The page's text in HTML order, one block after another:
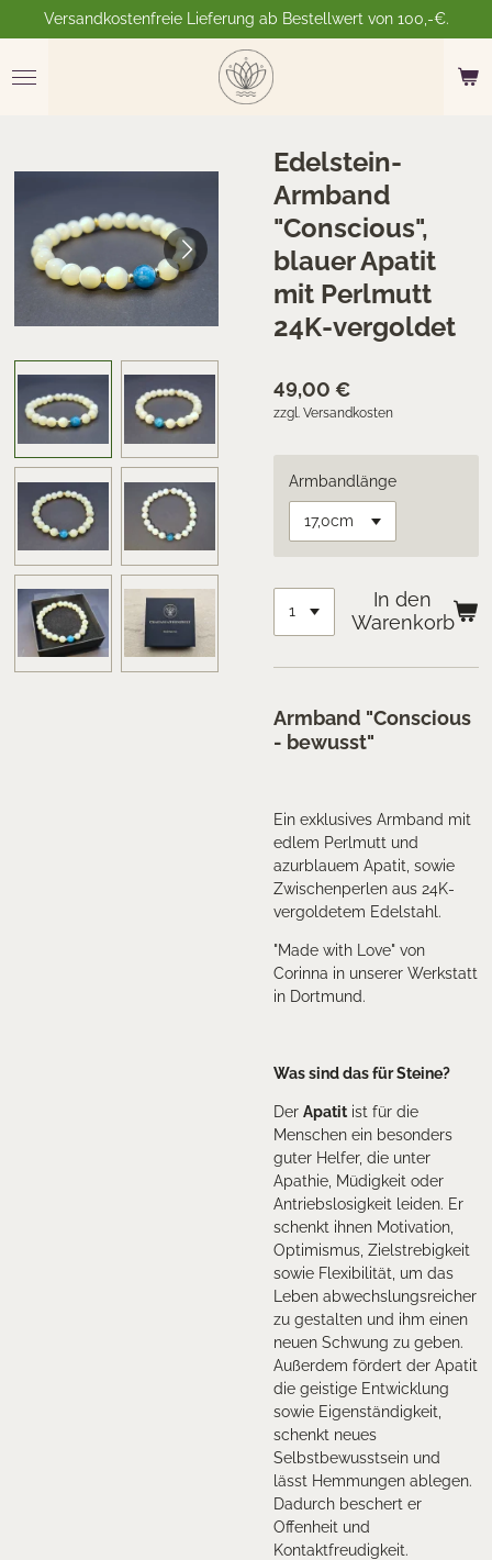
Hauptinhalt
springen
Versandkostenfreie Lieferung ab Bestellwert von 100,-€.
Edelstein-
Armband
"Conscious",
blauer Apatit
mit Perlmutt
24K-vergoldet
49,00 €
zzgl. Versandkosten
Armbandlänge
In den
Warenkorb
Armband "Conscious
- bewusst"
Ein exklusives Armband mit
edlem Perlmutt und
azurblauem Apatit, sowie
Zwischenperlen aus 24K-
vergoldetem Edelstahl.
"Made with Love" von
Corinna in unserer Werkstatt
in Dortmund.
Was sind das für Steine?
Der Apatit ist für die
Menschen ein besonders
guter Helfer, die unter
Apathie, Müdigkeit oder
Antriebslosigkeit leiden. Er
schenkt ihnen Motivation,
Optimismus, Zielstrebigkeit
sowie Flexibilität, um das
Leben abwechslungsreicher
zu gestalten und ihm einen
neuen Schwung zu geben.
Außerdem fördert der Apatit
die geistige Entwicklung
sowie Eigenständigkeit,
schenkt neues
Selbstbewusstsein und
lässt Hemmungen ablegen.
Dadurch beschert er
Offenheit und
Kontaktfreudigkeit.